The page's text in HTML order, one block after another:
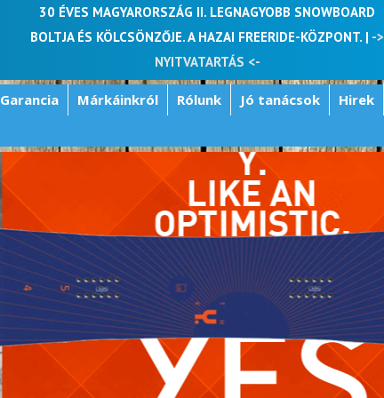
30 ÉVES MAGYARORSZÁG II. LEGNAGYOBB SNOWBOARD
BOLTJA ÉS KÖLCSÖNZŐJE. A HAZAI FREERIDE-KÖZPONT. | ->
NYITVATARTÁS <-
Garancia Márkáinkról Rólunk Jó tanácsok Hirek